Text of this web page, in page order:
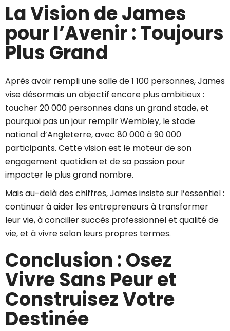
La Vision de James
pour l’Avenir : Toujours
Plus Grand
Après avoir rempli une salle de 1 100 personnes, James
vise désormais un objectif encore plus ambitieux :
toucher 20 000 personnes dans un grand stade, et
pourquoi pas un jour remplir Wembley, le stade
national d’Angleterre, avec 80 000 à 90 000
participants. Cette vision est le moteur de son
engagement quotidien et de sa passion pour
impacter le plus grand nombre.
Mais au-delà des chiffres, James insiste sur l’essentiel :
continuer à aider les entrepreneurs à transformer
leur vie, à concilier succès professionnel et qualité de
vie, et à vivre selon leurs propres termes.
Conclusion : Osez
Vivre Sans Peur et
Construisez Votre
Destinée